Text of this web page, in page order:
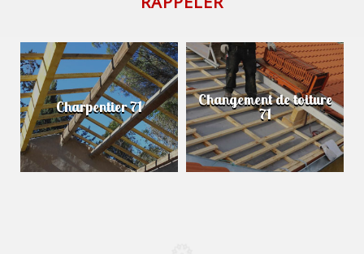
Charpentier 71 Changement de toiture
71